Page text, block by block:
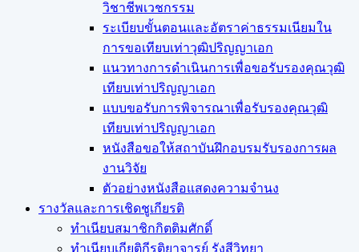
วิชาชีพเวชกรรม
ระเบียบขั้นตอนและอัตราค่าธรรมเนียมใน
การขอเทียบเท่าวุฒิปริญญาเอก
แนวทางการดำเนินการเพื่อขอรับรองคุณวุฒิ
เทียบเท่าปริญญาเอก
แบบขอรับการพิจารณาเพื่อรับรองคุณวุฒิ
เทียบเท่าปริญญาเอก
หนังสือขอให้สถาบันฝึกอบรมรับรองการผล
งานวิจัย
ตัวอย่างหนังสือแสดงความจำนง
รางวัลและการเชิดชูเกียรติ
ทำเนียบสมาชิกกิตติมศักดิ์
ทำเนียบเกียติกีรติยาจารย์ รังสีวิทยา